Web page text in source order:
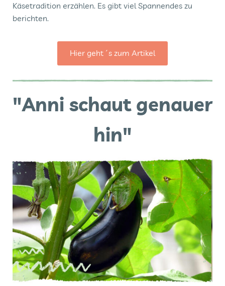
Käsetradition erzählen. Es gibt viel Spannendes zu
berichten.
Hier geht´s zum Artikel
"Anni schaut genauer
hin"